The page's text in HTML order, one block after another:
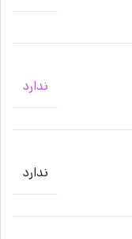
ندارد
ندارد